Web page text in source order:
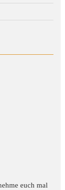
euch mal